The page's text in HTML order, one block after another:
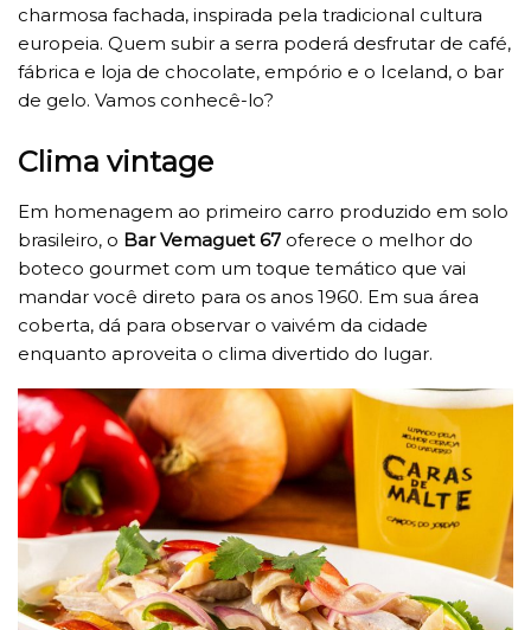
charmosa fachada, inspirada pela tradicional cultura
europeia. Quem subir a serra poderá desfrutar de café,
fábrica e loja de chocolate, empório e o Iceland, o bar
de gelo. Vamos conhecê-lo?
Clima vintage
Em homenagem ao primeiro carro produzido em solo
brasileiro, o Bar Vemaguet 67 oferece o melhor do
boteco gourmet com um toque temático que vai
mandar você direto para os anos 1960. Em sua área
coberta, dá para observar o vaivém da cidade
enquanto aproveita o clima divertido do lugar.